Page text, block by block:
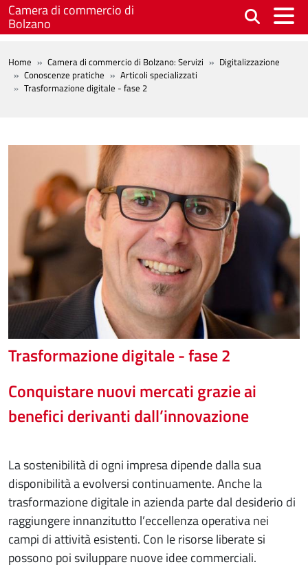
Salta al contenuto principale
Camera di commercio di
Bolzano
BREADCRUMB
Home Camera di commercio di Bolzano: Servizi
Digitalizzazione
Conoscenze pratiche
Articoli specializzati
Trasformazione digitale - fase 2
Trasformazione digitale - fase 2
Conquistare nuovi mercati grazie ai
benefici derivanti dall’innovazione
La sostenibilità di ogni impresa dipende dalla sua
disponibilità a evolversi continuamente. Anche la
trasformazione digitale in azienda parte dal desiderio di
raggiungere innanzitutto l’eccellenza operativa nei
campi di attività esistenti. Con le risorse liberate si
possono poi sviluppare nuove idee commerciali.